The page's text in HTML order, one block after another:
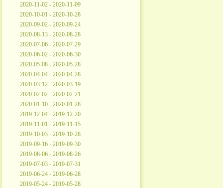
2020-11-02 - 2020-11-09
2020-10-01 - 2020-10-28
2020-09-02 - 2020-09-24
2020-08-13 - 2020-08-28
2020-07-06 - 2020-07-29
2020-06-02 - 2020-06-30
2020-05-08 - 2020-05-28
2020-04-04 - 2020-04-28
2020-03-12 - 2020-03-19
2020-02-02 - 2020-02-21
2020-01-10 - 2020-01-28
2019-12-04 - 2019-12-20
2019-11-01 - 2019-11-15
2019-10-03 - 2019-10-28
2019-09-16 - 2019-09-30
2019-08-06 - 2019-08-26
2019-07-03 - 2019-07-31
2019-06-24 - 2019-06-28
2019-05-24 - 2019-05-28